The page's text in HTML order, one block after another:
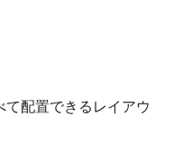
配置できるレイアウ